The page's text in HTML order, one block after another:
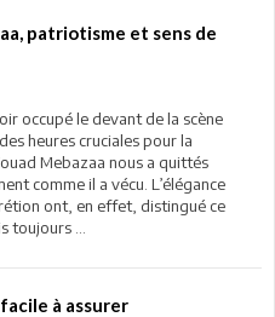
patriotisme et sens de
occupé le devant de la scène
heures cruciales pour la
Mebazaa nous a quittés
comme il a vécu. L’élégance
ont, en effet, distingué ce
toujours ...
à assurer